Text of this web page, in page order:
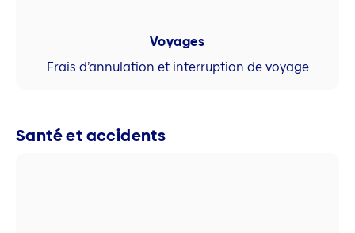
Voyages
Frais d’annulation et interruption de voyage
Santé et accidents